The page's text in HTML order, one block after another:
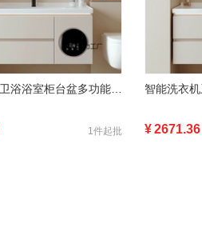
1件起批 ¥2671.36